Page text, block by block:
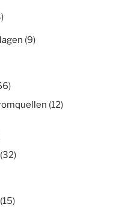
(9)
(12)
(32)
(15)